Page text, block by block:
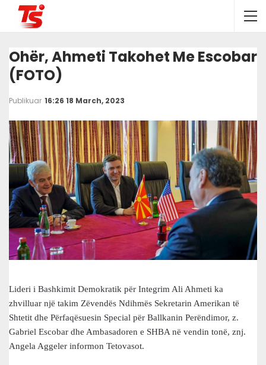
Ohër, Ahmeti Takohet Me Escobar
(FOTO)
Publikuar 16:26 18 March, 2023
Lideri i Bashkimit Demokratik për Integrim Ali Ahmeti ka
zhvilluar një takim Zëvendës Ndihmës Sekretarin Amerikan të
Shtetit dhe Përfaqësuesin Special për Ballkanin Perëndimor, z.
Gabriel Escobar dhe Ambasadoren e SHBA në vendin tonë, znj.
Angela Aggeler informon Tetovasot.